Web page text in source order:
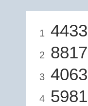
1 4433
2 8817
3 4063
4 5981